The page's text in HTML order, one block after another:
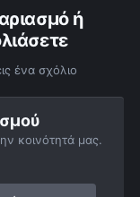
ή
ένα σχόλιο
κοινότητά μας.